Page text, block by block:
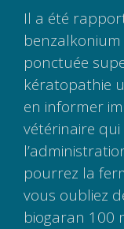
Il a été
ponctuée
kératopathie
en informer
vétérinaire
pourrez la
vous oubliez
biogaran 100